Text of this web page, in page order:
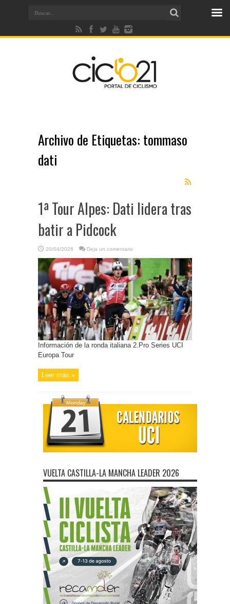
Archivo de Etiquetas: tommaso
dati
1ª Tour Alpes: Dati lidera tras
batir a Pidcock
20/04/2026 Deja un comentario
Información de la ronda italiana 2.Pro Series UCI
Europa Tour
Leer más »
VUELTA CASTILLA-LA MANCHA LEADER 2026